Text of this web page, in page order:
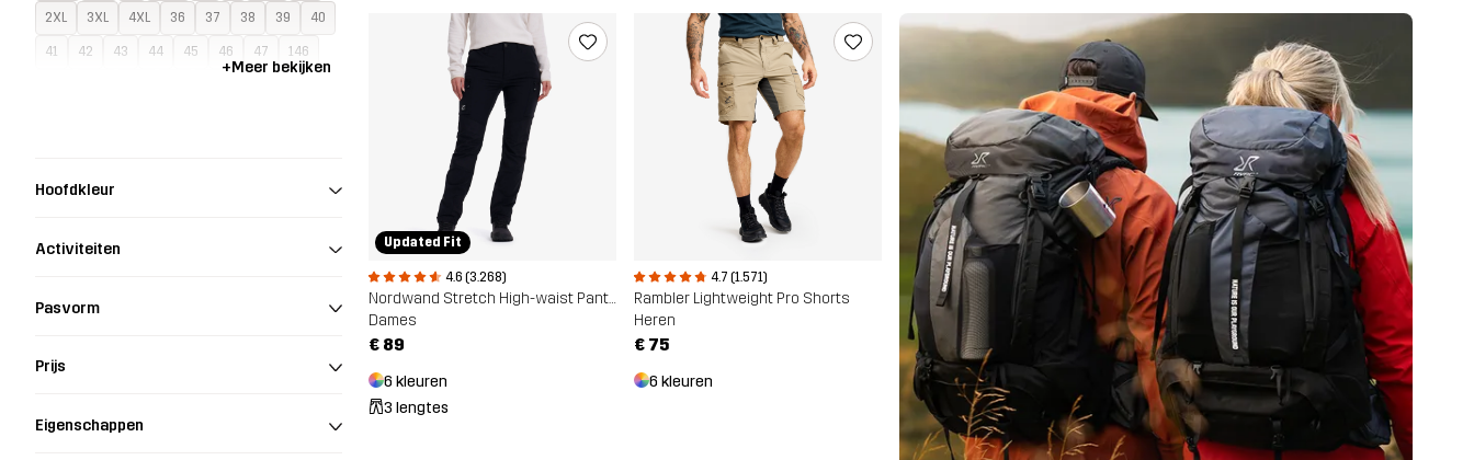
2XL 3XL 4XL 36 37 38 39 40
41 42 43 44 45 46 47 146
+Meer bekijken
Hoofdkleur
Activiteiten
Pasvorm
Prijs
Eigenschappen
Updated Fit
4.6 (3.268)
Nordwand Stretch High-waist Pants
Dames
€ 89
6 kleuren
3 lengtes
4.7 (1.571)
Rambler Lightweight Pro Shorts
Heren
€ 75
6 kleuren